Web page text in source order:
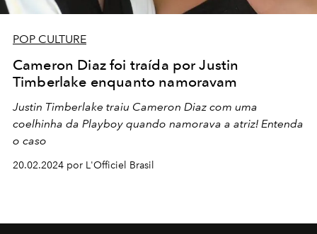
POP CULTURE
Cameron Diaz foi traída por Justin
Timberlake enquanto namoravam
Justin Timberlake traiu Cameron Diaz com uma
coelhinha da Playboy quando namorava a atriz! Entenda
o caso
20.02.2024 por L'Officiel Brasil